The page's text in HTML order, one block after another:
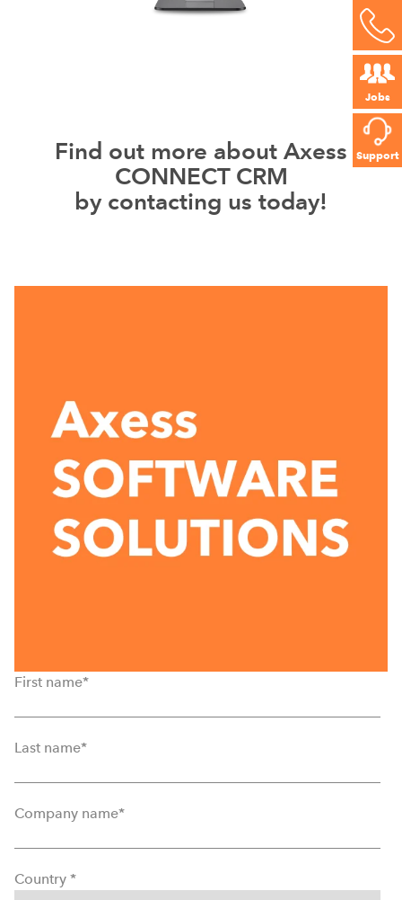
Jobs
Support
Find out more about Axess
CONNECT CRM
by contacting us today!
First name*
Last name*
Company name*
Country *